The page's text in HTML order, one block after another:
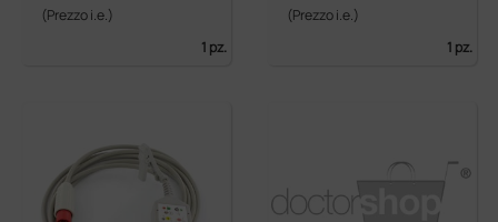
(Prezzo i.e.)
1 pz.
(Prezzo i.e.)
1 pz.